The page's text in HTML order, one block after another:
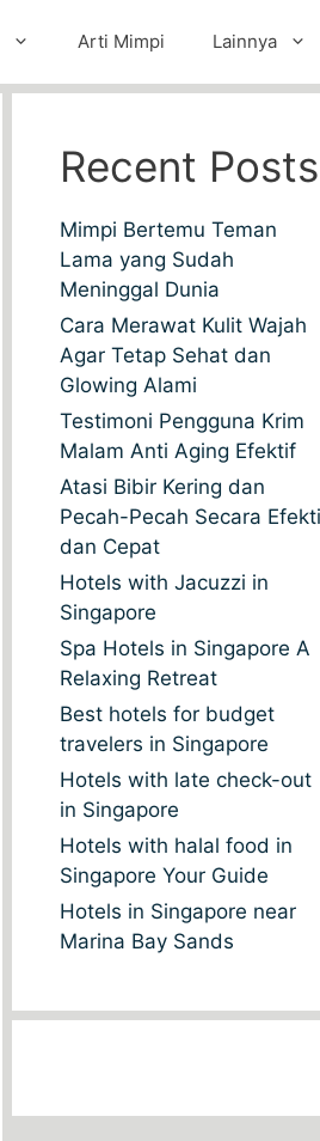
Arti Mimpi Lainnya
Recent Posts
Mimpi Bertemu Teman
Lama yang Sudah
Meninggal Dunia
Cara Merawat Kulit Wajah
Agar Tetap Sehat dan
Glowing Alami
Testimoni Pengguna Krim
Malam Anti Aging Efektif
Atasi Bibir Kering dan
Pecah-Pecah Secara
dan Cepat
Hotels with Jacuzzi in
Singapore
Spa Hotels in Singapore A
Relaxing Retreat
Best hotels for budget
travelers in Singapore
Hotels with late check-out
in Singapore
Hotels with halal food in
Singapore Your Guide
Hotels in Singapore near
Marina Bay Sands